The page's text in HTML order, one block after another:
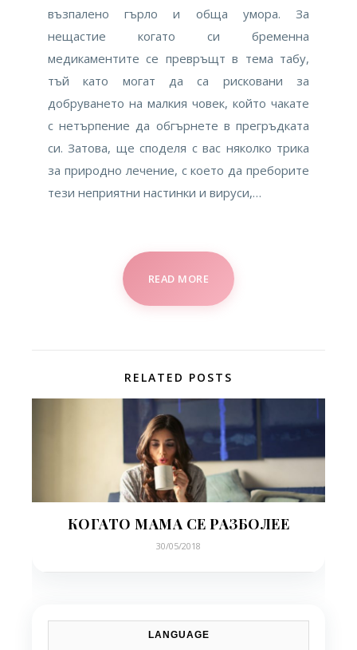
възпалено гърло и обща умора. За
нещастие когато си бременна
медикаментите се превръщт в тема табу,
тъй като могат да са рисковани за
добруването на малкия човек, който чакате
с нетърпение да обгърнете в прегръдката
си. Затова, ще споделя с вас няколко трика
за природно лечение, с което да преборите
тези неприятни настинки и вируси,…
READ MORE
RELATED POSTS
КОГАТО МАМА СЕ РАЗБОЛЕЕ
30/05/2018
LANGUAGE